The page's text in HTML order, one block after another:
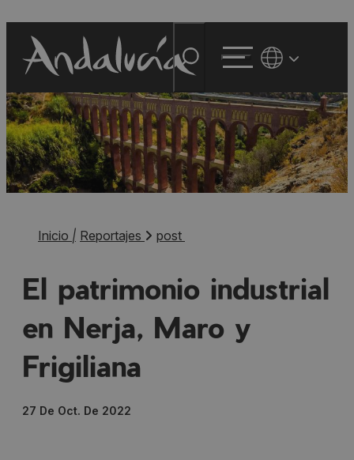
Inicio | Reportajes post
El patrimonio industrial
en Nerja, Maro y
Frigiliana
27 De Oct. De 2022